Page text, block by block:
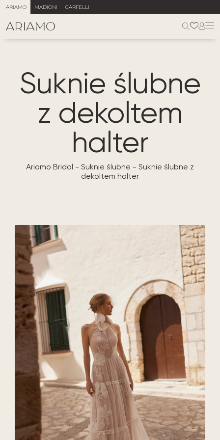
ARIAMO MADIONI CARFELLI
Suknie ślubne
z dekoltem
halter
Ariamo Bridal - Suknie ślubne - Suknie ślubne z
dekoltem halter